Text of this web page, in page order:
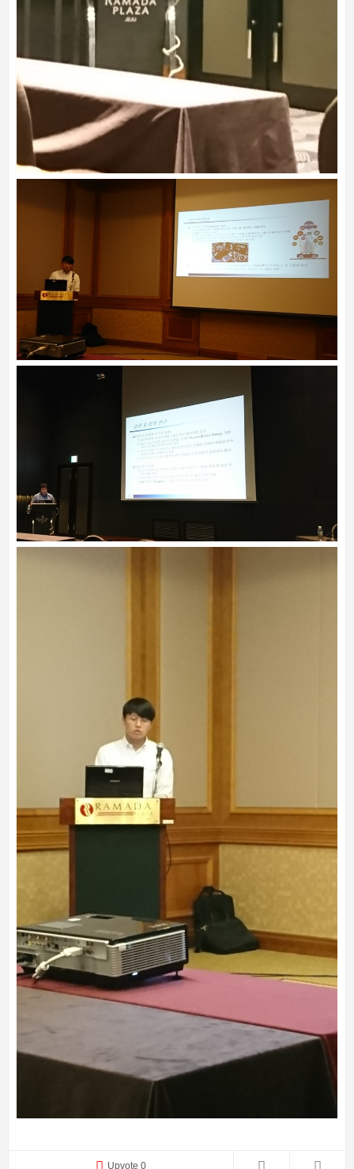
Upvote 0